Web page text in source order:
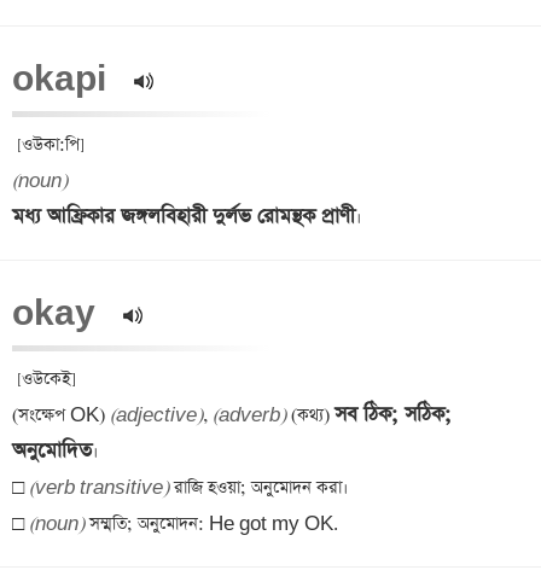
okapi
(noun)
মধ্য আফ্রিকার জঙ্গলবিহারী দুর্লভ রোমন্থক প্রাণী
okay
[ওউকেই]
(সংক্ষেপ OK) (adjective), (adverb) (কথ্য) সব ঠিক; সঠিক;
অনুমোদিত।
□ (verb transitive) রাজি হওয়া; অনুমোদন করা।
□ (noun) সম্মতি; অনুমোদন: He got my OK.